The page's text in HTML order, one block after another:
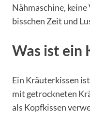
Nähmaschine,
bisschen Zeit und
Was ist ein
Ein Kräuterkissen
mit getrockneten
als Kopfkissen